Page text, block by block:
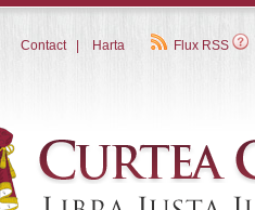
Contact Harta Flux RSS